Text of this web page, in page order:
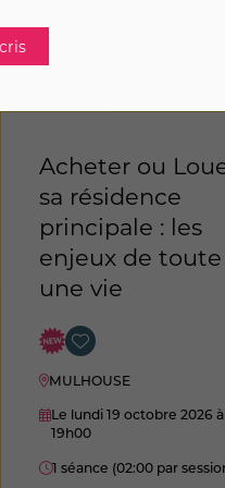
Acheter ou
sa résidence
principale : les
enjeux de toute
une vie
MULHOUSE
Le lundi 19 octobre 2026 à
19h00
1 séance (02:00 par